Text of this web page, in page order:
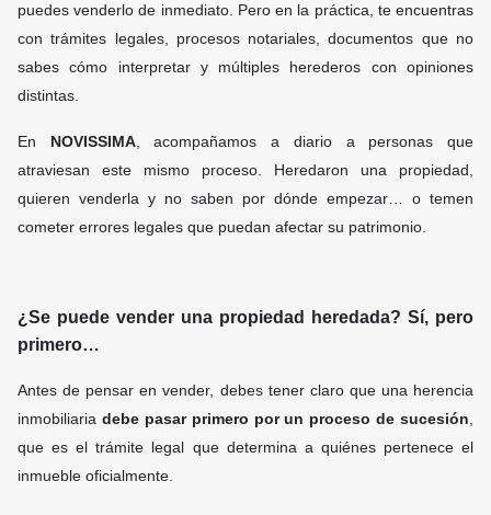
puedes venderlo de inmediato. Pero en la práctica, te encuentras
con trámites legales, procesos notariales, documentos que no
sabes cómo interpretar y múltiples herederos con opiniones
distintas.
En NOVISSIMA, acompañamos a diario a personas que
atraviesan este mismo proceso. Heredaron una propiedad,
quieren venderla y no saben por dónde empezar… o temen
cometer errores legales que puedan afectar su patrimonio.
¿Se puede vender una propiedad heredada? Sí, pero
primero…
Antes de pensar en vender, debes tener claro que una herencia
inmobiliaria debe pasar primero por un proceso de sucesión
que es el trámite legal que determina a quiénes pertenece el
inmueble oficialmente.